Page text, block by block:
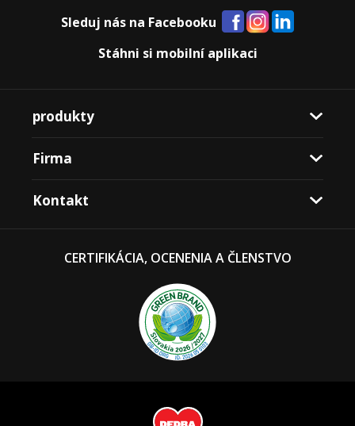
Sleduj nás na Facebooku
Stáhni si mobilní aplikaci
produkty
Firma
Kontakt
CERTIFIKÁCIA, OCENENIA A ČLENSTVO